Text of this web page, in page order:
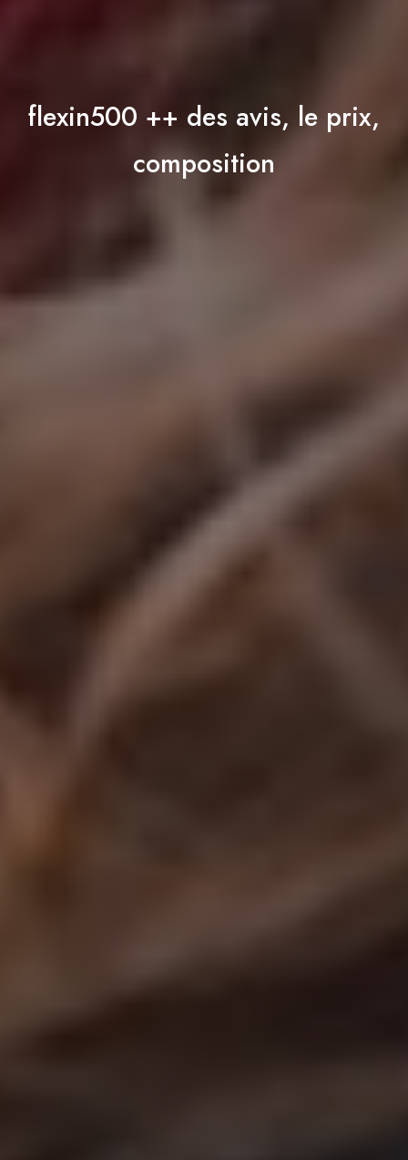
flexin500 ++ des avis, le prix,
composition